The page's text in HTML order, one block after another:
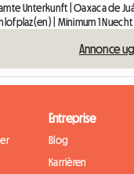
Unterkunft | Oaxaca de
| Minimum 1 Nuecht
Annonce
Entreprise
Blog
Karrièren